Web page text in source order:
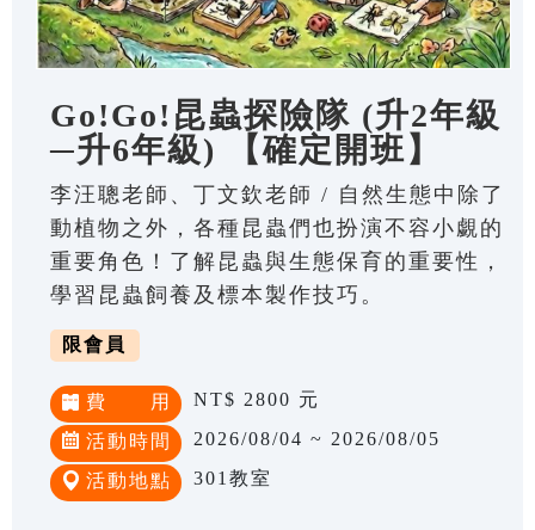
Go!Go!昆蟲探險隊 (升2年級
─升6年級) 【確定開班】
李汪聰老師、丁文欽老師 / 自然生態中除了
動植物之外，各種昆蟲們也扮演不容小覷的
重要角色！了解昆蟲與生態保育的重要性，
學習昆蟲飼養及標本製作技巧。
限會員
費 用 NT$ 2800 元
活動時間 2026/08/04 ~ 2026/08/05
活動地點 301教室